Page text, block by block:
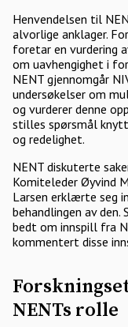
Henvendelsen til
alvorlige anklager.
foretar en vurdering
om uavhengighet i
NENT gjennomgår
undersøkelser om
og vurderer denne
stilles spørsmål
og redelighet.
NENT diskuterte
Komiteleder Øyvind
Larsen erklærte seg
behandlingen av den.
bedt om innspill fra
kommentert disse
NENTs rolle